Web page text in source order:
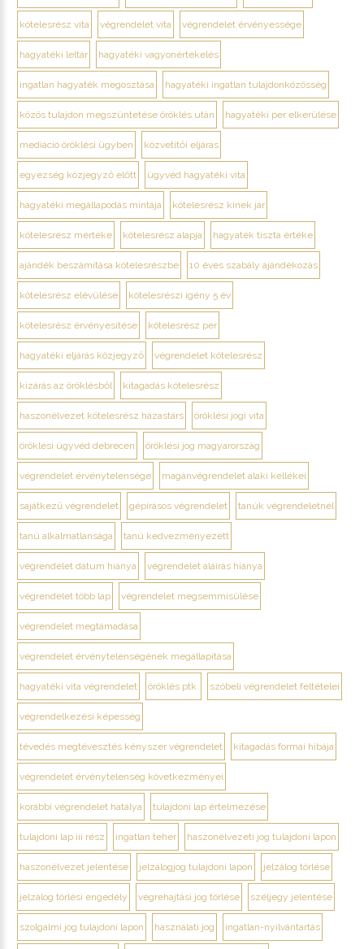
kötelesrész vita végrendelet vita végrendelet érvényessége
hagyatéki leltár hagyatéki vagyonértékelés
ingatlan hagyaték megosztása hagyatéki ingatlan tulajdonközösség
közös tulajdon megszüntetése öröklés után hagyatéki per elkerülése
mediáció öröklési ügyben közvetítői eljárás
egyezség közjegyző előtt ügyvéd hagyatéki vita
hagyatéki megállapodás mintája kötelesrész kinek jár
kötelesrész mértéke kötelesrész alapja hagyaték tiszta értéke
ajándék beszámítása kötelesrészbe 10 éves szabály ajándékozás
kötelesrész elévülése kötelesrészi igény 5 év
kötelesrész érvényesítése kötelesrész per
hagyatéki eljárás közjegyző végrendelet kötelesrész
kizárás az öröklésből kitagadás kötelesrész
haszonélvezet kötelesrész házastárs öröklési jogi vita
öröklési ügyvéd debrecen öröklési jog magyarország
végrendelet érvénytelensége magánvégrendelet alaki kellékei
sajátkezű végrendelet gépírásos végrendelet tanúk végrendeletnél
tanú alkalmatlansága tanú kedvezményezett
végrendelet dátum hiánya végrendelet aláírás hiánya
végrendelet több lap végrendelet megsemmisülése
végrendelet megtámadása
végrendelet érvénytelenségének megállapítása
hagyatéki vita végrendelet öröklés ptk. szóbeli végrendelet feltételei
végrendelkezési képesség
tévedés megtévesztés kényszer végrendelet kitagadás formai hibája
végrendelet érvénytelenség következményei
korábbi végrendelet hatálya tulajdoni lap értelmezése
tulajdoni lap iii rész ingatlan teher haszonélvezeti jog tulajdoni lapon
haszonélvezet jelentése jelzálogjog tulajdoni lapon jelzálog törlése
jelzálog törlési engedély végrehajtási jog törlése széljegy jelentése
szolgalmi jog tulajdoni lapon használati jog ingatlan-nyilvántartás